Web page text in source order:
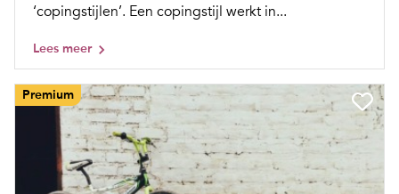
‘copingstijlen’. Een copingstijl werkt in...
Lees meer
Premium